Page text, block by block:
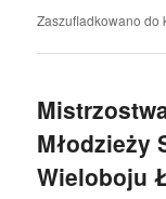
Zaszufladkowano do
Młodzieży
Wieloboju